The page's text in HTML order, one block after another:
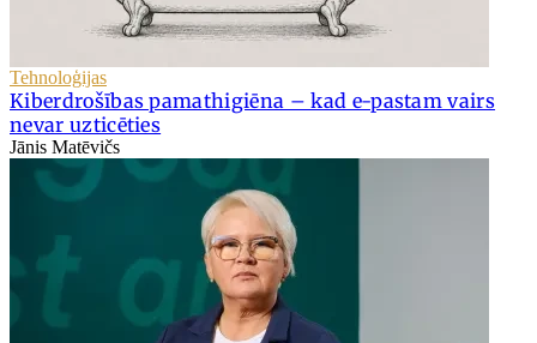
Tehnoloģijas
Kiberdrošības pamathigiēna – kad e-pastam vairs
nevar uzticēties
Jānis Matēvičs